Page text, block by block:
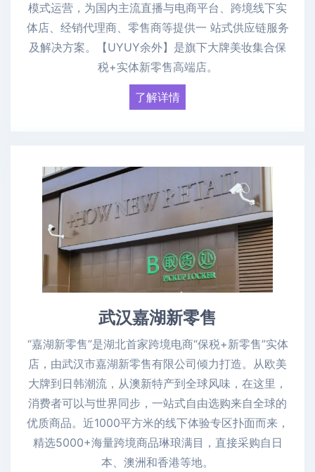
模式运营，为国内主流直播与电商平台、跨境线下实
体店、经销代理商、零售商等提供一 站式供应链服务
及解决方案。【UYUY余外】是旗下大牌美妆集合保
税+实体新零售高端店。
了解详情
武汉嘉湖新零售
“嘉湖新零售”是湖北首家跨境电商“保税+新零售”实体
店，由武汉市嘉湖新零售有限公司倾力打造。从欧美
大牌到日韩潮流，从澳新特产到全球风味，在这里，
消费者可以与世界同步，一站式自由选购来自全球的
优质商品。近1000平方米的线下体验专区扑面而来，
精选5000+海量跨境商品琳琅满目，直接采购自日
本、澳洲和香港等地。